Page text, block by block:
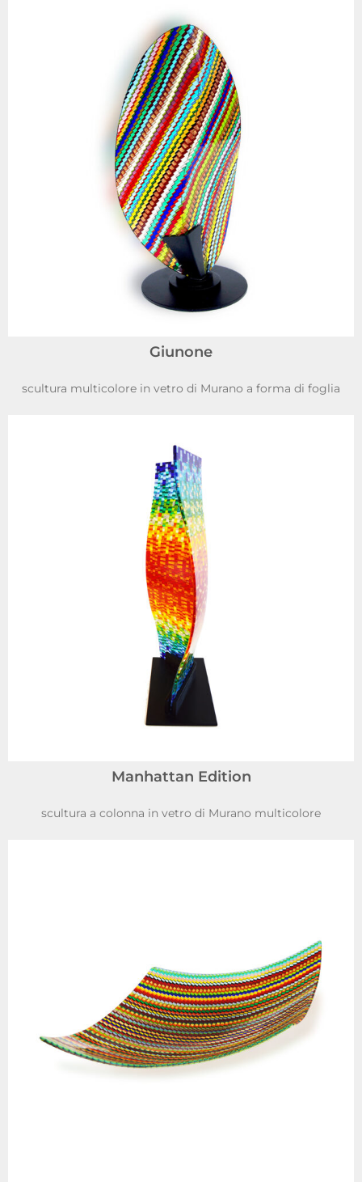
Giunone
scultura multicolore in vetro di Murano a forma di foglia
Manhattan Edition
scultura a colonna in vetro di Murano multicolore